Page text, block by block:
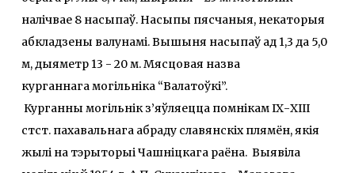
налічвае 8 насыпаў. Насыпы пясчаныя, некаторыя
абкладзены валунамі. Вышыня насыпаў ад 1,3 да 5,0
м, дыяметр 13 - 20 м. Мясцовая назва
курганнага могільніка “Валатоўкі”.
Курганны могільнік з’яўляецца помнікам ІХ-ХІІІ
стст. пахавальнага абраду славянскіх плямён, якія
жылі на тэрыторыі Чашніцкага раёна. Выявіла